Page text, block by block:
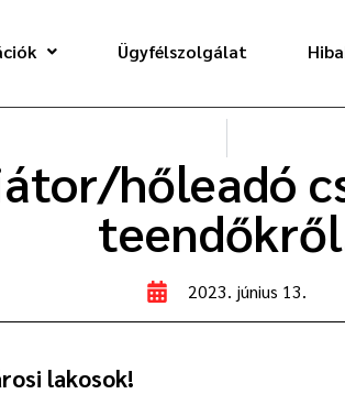
Ügyfélszolgálat
hőleadó
2023. június 13.
lakosok!